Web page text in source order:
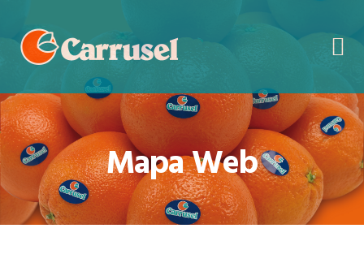
navegación
principal
contenido
principal
Mapa Web